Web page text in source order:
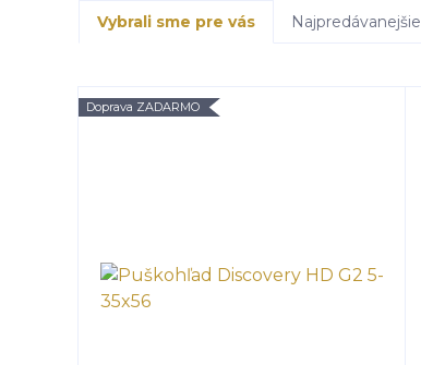
Vybrali sme pre vás Najpredávanejšie
Doprava ZADARMO